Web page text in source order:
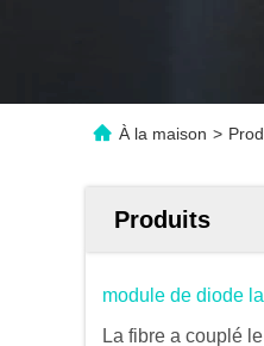
À la maison >
Produits
module de diode
La fibre a couplé